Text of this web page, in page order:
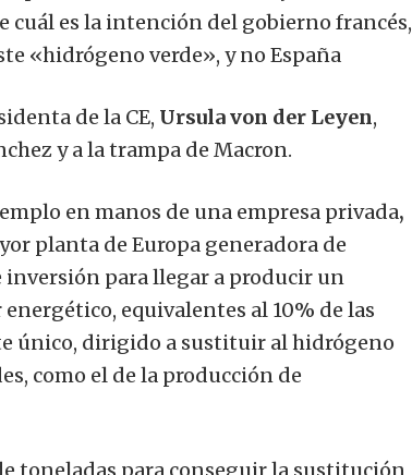
cuál es la intención del gobierno francés,
«hidrógeno verde», y no España
de la CE, Ursula von der Leyen,
y a la trampa de Macron.
en manos de una empresa privada,
planta de Europa generadora de
inversión para llegar a producir un
equivalentes al 10% de las
único, dirigido a sustituir al hidrógeno
como el de la producción de
toneladas para conseguir la sustitución